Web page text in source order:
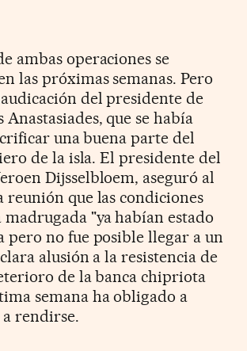
ambas operaciones se
las próximas semanas. Pero
del presidente de
que se había
una buena parte del
de la isla. El presidente del
Dijsselbloem, aseguró al
que las condiciones
madrugada "ya habían estado
pero no fue posible llegar a un
alusión a la resistencia de
de la banca chipriota
semana ha obligado a
a rendirse.